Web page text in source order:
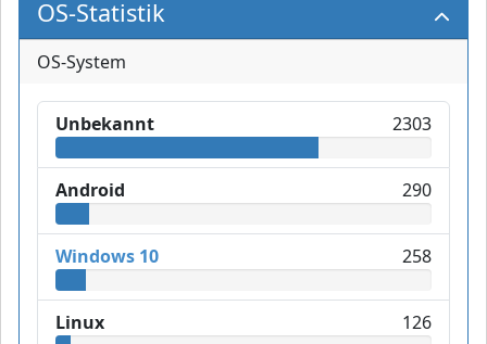
OS-Statistik
OS-System
Unbekannt 2303
Android 290
Windows 10 258
Linux 126